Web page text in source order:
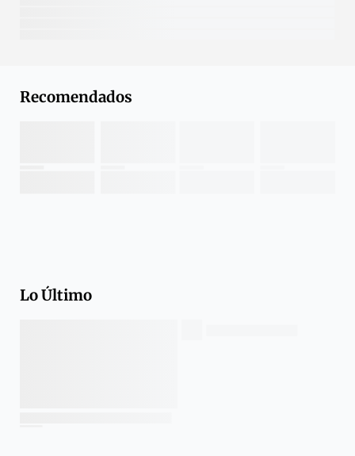
Recomendados
Lo Último